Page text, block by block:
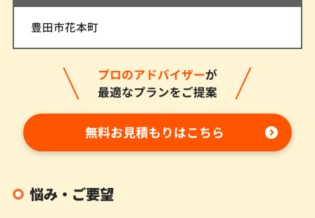
豊田市花本町
プロのアドバイザーが
最適なプランをご提案
無料お見積もりはこちら
悩み・ご要望